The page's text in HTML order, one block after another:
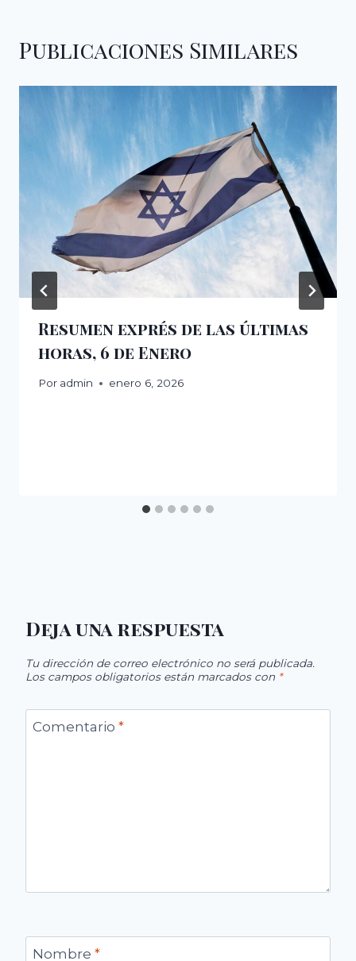
Publicaciones Similares
Resumen exprés de las últimas
horas, 6 de Enero
Por admin enero 6, 2026
Deja una respuesta
Tu dirección de correo electrónico no será publicada.
Los campos obligatorios están marcados con *
Comentario *
Nombre *